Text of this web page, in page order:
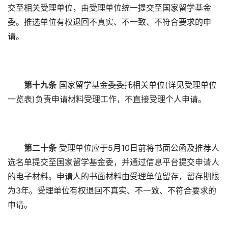
交至相关受理单位，由受理单位统一提交至国家留学基金
委。推选单位有权退回不真实、不一致、不符合要求的申
请。
第十九条国家留学基金委委托相关单位(详见受理单位
一览表)负责申请材料受理工作，不直接受理个人申请。
第二十条受理单位应于5月10日前将书面公函及推荐人
选名单提交至国家留学基金委，并通过信息平台提交申请人
的电子材料。申请人的书面材料由受理单位留存，留存期限
为3年。受理单位有权退回不真实、不一致、不符合要求的
申请。